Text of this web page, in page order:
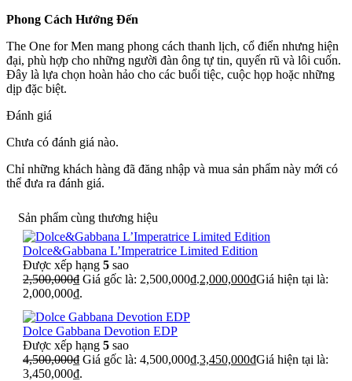
Phong Cách Hướng Đến
The One for Men mang phong cách thanh lịch, cổ điển nhưng hiện
đại, phù hợp cho những người đàn ông tự tin, quyến rũ và lôi cuốn.
Đây là lựa chọn hoàn hảo cho các buổi tiệc, cuộc họp hoặc những
dịp đặc biệt.
Đánh giá
Chưa có đánh giá nào.
Chỉ những khách hàng đã đăng nhập và mua sản phẩm này mới có
thể đưa ra đánh giá.
Sản phẩm cùng thương hiệu
Dolce&Gabbana L’Imperatrice Limited Edition
Được xếp hạng 5 sao
2,500,000₫ Giá gốc là: 2,500,000₫.2,000,000₫Giá hiện tại là:
2,000,000₫.
Dolce Gabbana Devotion EDP
Được xếp hạng 5 sao
4,500,000₫ Giá gốc là: 4,500,000₫.3,450,000₫Giá hiện tại là:
3,450,000₫.